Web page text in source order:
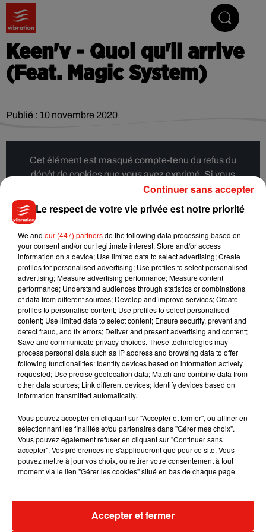
Keen'v - Quoi qu'il arrive
(Feat. Magic System)
Publié : 10 novembre 2020
Cet élément est masqué compte-tenu du refus du
dépôt de cookies que vous avez exprimé. Si vous
souhaitez l'afficher, merci de nous donner votre accord
en cliquant sur le bouton ci-dessous.
Afficher l'élément
Musique
Benny Blanco invite Selena Gomez et
Becky G sur son nouveau single
Tiny Desk
live session
+ DE MUSIQUE
Le respect de votre vie privée est notre priorité
We and our (447) partnersdo the following data processing based on
your consent and/or our legitimate interest: Store and/or access
information on a device; Use limited data to select advertising; Create
profiles for personalised advertising; Use profiles to select personalised
advertising; Measure advertising performance; Measure content
performance; Understand audiences through statistics or combinations
of data from different sources; Develop and improve services; Create
profiles to personalise content; Use profiles to select personalised
content; Use limited data to select content; Ensure security, prevent and
detect fraud, and fix errors; Deliver and present advertising and content;
Save and communicate privacy choices. These technologies may
process personal data such as IP address and browsing data to offer
following functionalities: Identify devices based on information actively
requested; Use precise geolocation data; Match and combine data from
other data sources; Link different devices; Identify devices based on
information transmitted automatically.
Vous pouvez accepter en cliquant sur "Accepter et fermer", ou affiner en
sélectionnant les finalités et/ou partenaires dans "Gérer mes choix".
Vous pouvez également refuser en cliquant sur "Continuer sans
accepter". Vos préférences ne s'appliqueront que pour ce site. Vous
pouvez mettre à jour vos choix, ou retirer votre consentement à tout
moment via le lien "Gérer les cookies" situé en bas de chaque page.
Accepter et fermer
Continuer sans accepter